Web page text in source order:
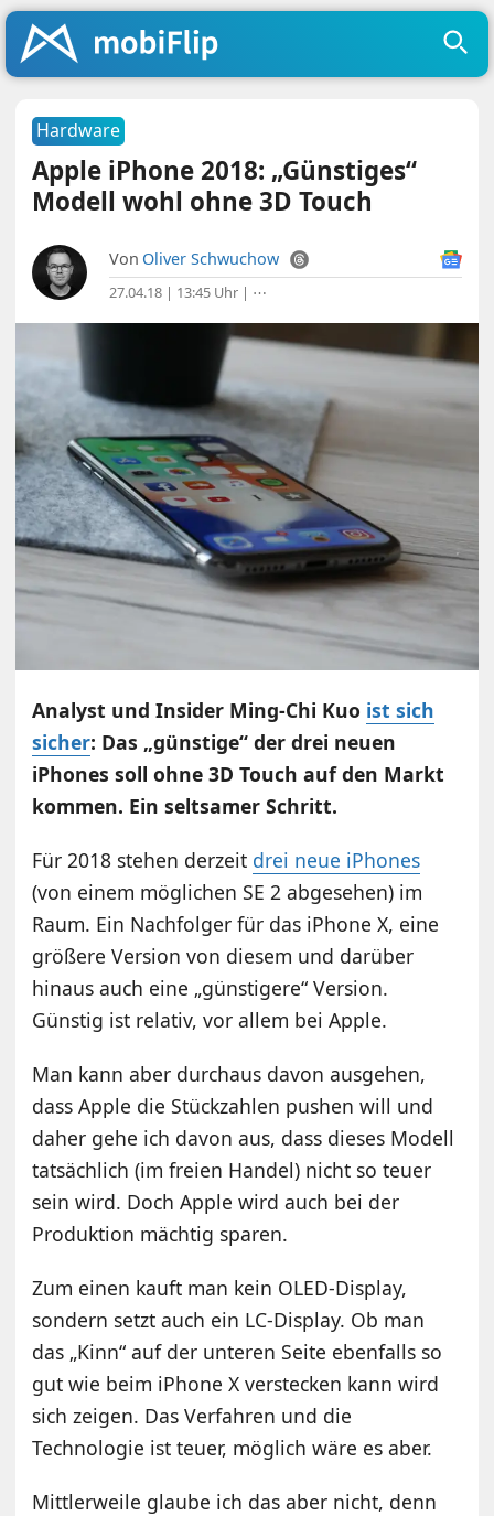
Hardware
Apple iPhone 2018: „Günstiges“
Modell wohl ohne 3D Touch
Von Oliver Schwuchow
27.04.18 | 13:45 Uhr | ⋯
Analyst und Insider Ming-Chi Kuo ist sich
sicher: Das „günstige“ der drei neuen
iPhones soll ohne 3D Touch auf den Markt
kommen. Ein seltsamer Schritt.
Für 2018 stehen derzeit drei neue iPhones
(von einem möglichen SE 2 abgesehen) im
Raum. Ein Nachfolger für das iPhone X, eine
größere Version von diesem und darüber
hinaus auch eine „günstigere“ Version.
Günstig ist relativ, vor allem bei Apple.
Man kann aber durchaus davon ausgehen,
dass Apple die Stückzahlen pushen will und
daher gehe ich davon aus, dass dieses Modell
tatsächlich (im freien Handel) nicht so teuer
sein wird. Doch Apple wird auch bei der
Produktion mächtig sparen.
Zum einen kauft man kein OLED-Display,
sondern setzt auch ein LC-Display. Ob man
das „Kinn“ auf der unteren Seite ebenfalls so
gut wie beim iPhone X verstecken kann wird
sich zeigen. Das Verfahren und die
Technologie ist teuer, möglich wäre es aber.
Mittlerweile glaube ich das aber nicht, denn